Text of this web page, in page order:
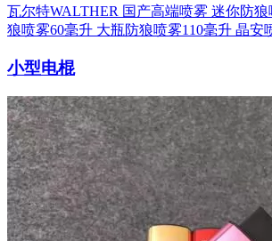
瓦尔特WALTHER 国产高端喷雾 迷你防狼
狼喷雾60毫升 大瓶防狼喷雾110毫升 晶安
小型电棍